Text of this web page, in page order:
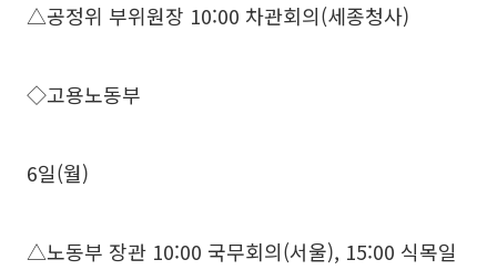
△공정위 부위원장 10:00 차관회의(세종청사)
◇고용노동부
6일(월)
△노동부 장관 10:00 국무회의(서울), 15:00 식목일